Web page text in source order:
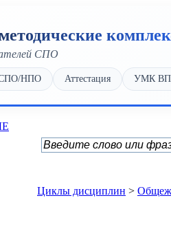
СПО
НПО Аттестация УМК
Циклы дисциплин >